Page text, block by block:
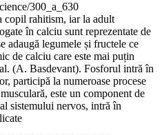
300_a_630
copil rahitism, iar la adult
în calciu sunt reprezentate de
adaugă legumele și fructele ce
de calciu care este mai puțin
(A. Basdevant). Fosforul intră în
participă la numeroase procese
este un component de
sistemului nervos, intră în